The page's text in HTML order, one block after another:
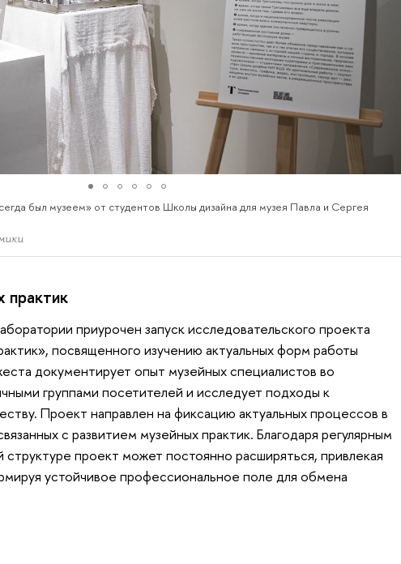
был музеем» от студентов Школы дизайна для музея Павла и Сергея
практик
приурочен запуск исследовательского проекта
посвященного изучению актуальных форм работы
документирует опыт музейных специалистов во
группами посетителей и исследует подходы к
Проект направлен на фиксацию актуальных процессов в
с развитием музейных практик. Благодаря регулярным
структуре проект может постоянно расширяться, привлекая
устойчивое профессиональное поле для обмена